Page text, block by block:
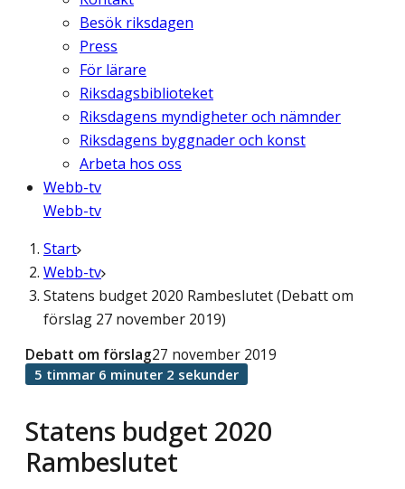
Besök riksdagen
Press
För lärare
Riksdagsbiblioteket
Riksdagens myndigheter och nämnder
Riksdagens byggnader och konst
Arbeta hos oss
Webb-tv
Webb-tv
Start
Webb-tv
Statens budget 2020 Rambeslutet (Debatt om
förslag 27 november 2019)
Statens budget 2020
Rambeslutet
Debatt om förslag27 november 2019
5 timmar 6 minuter 2 sekunder